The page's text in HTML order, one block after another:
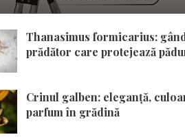
Thanasimus formicarius:
prădător care protejează
Crinul galben: eleganță,
parfum în grădină